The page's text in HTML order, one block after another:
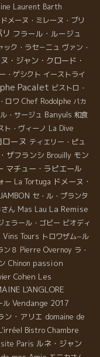
Laurent Barth
ドメーヌ・ミレーヌ・ブリ
リ フラール・ルージュ
ック・ラセ－ニュ ヴァン・
・ジャン・クロード・
・ゲシクト イーストライ
Pacalet ビストロ・
ロワ Chef Rodolphe パカ
・サージュ Banyuls 和食
ト・ヴィーノ La Dive
ローヌ ティエリー・ピュ
ザフランシ Brouilly モン
マチュー・ラピエール
ー La Tortuga ドメーヌ・
セ・ル・プランタ
ん Mas Lau La Remise
ェラール・ゴビー ビオディ
Tours トロワザム−ル
ン８ Pierre Overnoy ラ・
Chinon passion
Cohen Les
L'ANGLORE
ル Vendange 2017
ン・アリエ domaine de
Bistro Chambre
Paris ルネ・ジャン